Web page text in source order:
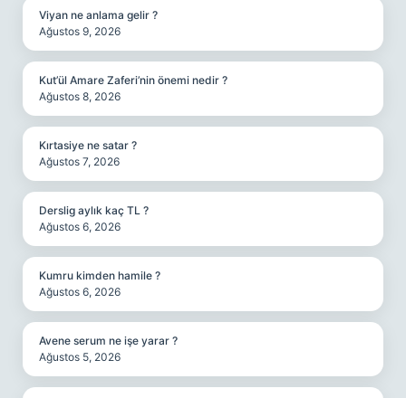
Viyan ne anlama gelir ?
Ağustos 9, 2026
Kut’ül Amare Zaferi’nin önemi nedir ?
Ağustos 8, 2026
Kırtasiye ne satar ?
Ağustos 7, 2026
Derslig aylık kaç TL ?
Ağustos 6, 2026
Kumru kimden hamile ?
Ağustos 6, 2026
Avene serum ne işe yarar ?
Ağustos 5, 2026